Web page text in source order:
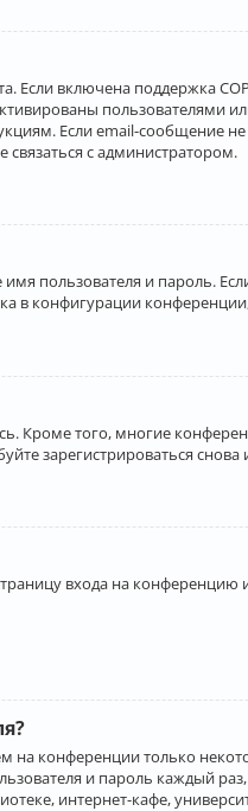
включена поддержка
пользователями
Если email-сообщение
с администратором.
пользователя и пароль.
конфигурации
Кроме того, многие
зарегистрироваться снова и
входа на конференцию
на конференции только
и пароль каждый
интернет-кафе,